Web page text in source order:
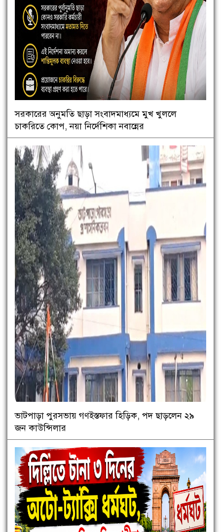
সরকারের অনুমতি ছাড়া সংবাদমাধ্যমে মুখ খুললে
চাকরিতে কোপ, নয়া নির্দেশিকা নবান্নের
ভাটপাড়া পুরসভায় গণইস্তফার হিড়িক, পদ ছাড়লেন ২৯
জন কাউন্সিলার